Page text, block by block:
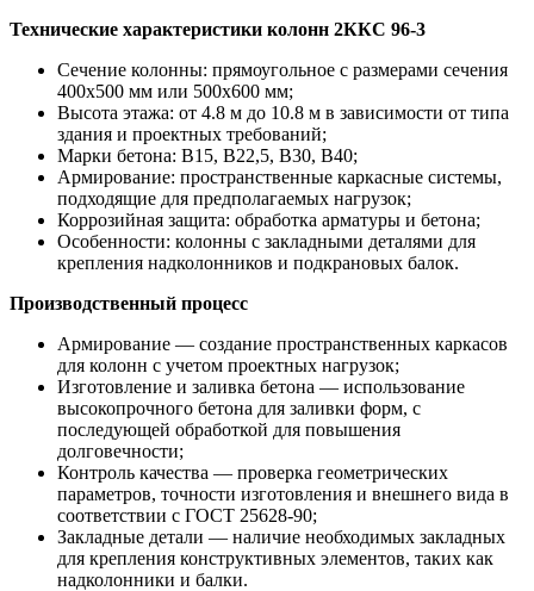
Технические характеристики колонн 2ККС 96-3
Сечение колонны: прямоугольное с размерами сечения
400х500 мм или 500х600 мм;
Высота этажа: от 4.8 м до 10.8 м в зависимости от типа
здания и проектных требований;
Марки бетона: В15, В22,5, В30, В40;
Армирование: пространственные каркасные системы,
подходящие для предполагаемых нагрузок;
Коррозийная защита: обработка арматуры и бетона;
Особенности: колонны с закладными деталями для
крепления надколонников и подкрановых балок.
Производственный процесс
Армирование — создание пространственных каркасов
для колонн с учетом проектных нагрузок;
Изготовление и заливка бетона — использование
высокопрочного бетона для заливки форм, с
последующей обработкой для повышения
долговечности;
Контроль качества — проверка геометрических
параметров, точности изготовления и внешнего вида в
соответствии с ГОСТ 25628-90;
Закладные детали — наличие необходимых закладных
для крепления конструктивных элементов, таких как
надколонники и балки.